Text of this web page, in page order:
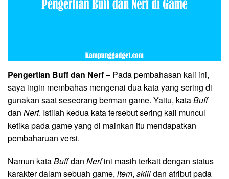
Pengertian Buff dan Nerf– Pada pembahasan kali ini,
saya ingin membahas mengenai dua kata yang sering di
gunakan saat seseorang berman game. Yaitu, kataBuff
dan Nerf. Istilah kedua kata tersebut sering kali muncul
ketika pada game yang di mainkan itu mendapatkan
pembaharuan versi.
Namun kataBuffdan Nerfini masih terkait dengan status
karakter dalam sebuah game, item, skilldan atribut pada